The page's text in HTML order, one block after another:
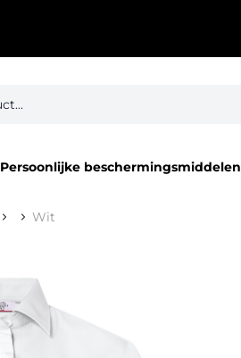
Persoonlijke beschermingsmiddelen
Wit